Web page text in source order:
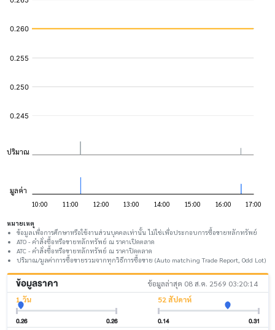
หมายเหตุ
ข้อมูลเพื่อการศึกษาหรือใช้งานส่วนบุคคลเท่านั้น ไม่ใช่เพื่อประกอบการซื้อขายหลักทรัพย์
ATO - คำสั่งซื้อหรือขายหลักทรัพย์ ณ ราคาเปิดตลาด
ATC - คำสั่งซื้อหรือขายหลักทรัพย์ ณ ราคาปิดตลาด
ปริมาณ/มูลค่าการซื้อขายรวมจากทุกวิธีการซื้อขาย (Auto matching Trade Report, Odd Lot)
ข้อมูลราคา
ข้อมูลล่าสุด 08 ส.ค. 2569 03:20:14
1 วัน
0.26 0.26
52 สัปดาห์
0.14 0.31